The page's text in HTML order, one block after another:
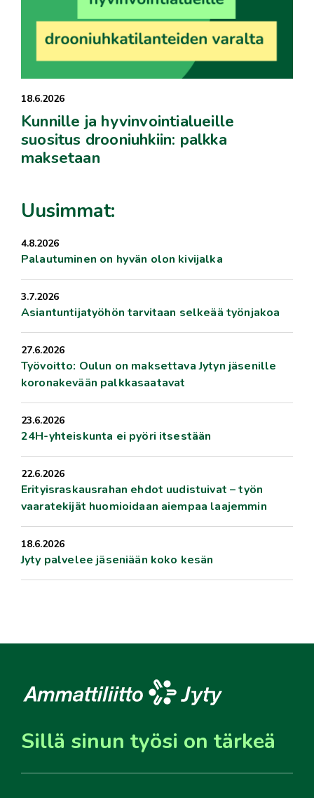
18.6.2026
Kunnille ja hyvinvointialueille
suositus drooniuhkiin: palkka
maksetaan
Uusimmat:
4.8.2026
Palautuminen on hyvän olon kivijalka
3.7.2026
Asiantuntijatyöhön tarvitaan selkeää työnjakoa
27.6.2026
Työvoitto: Oulun on maksettava Jytyn jäsenille
koronakevään palkkasaatavat
23.6.2026
24H-yhteiskunta ei pyöri itsestään
22.6.2026
Erityisraskausrahan ehdot uudistuivat – työn
vaaratekijät huomioidaan aiempaa laajemmin
18.6.2026
Jyty palvelee jäseniään koko kesän
Sillä sinun työsi on tärkeä